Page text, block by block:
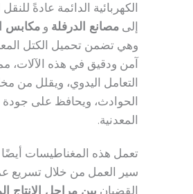
الكهربائية الدائمة عادةً
إلى مصانع الدرفلة و مكابس
وهي تضمن تحميل الكتل
آمن ودقيق في هذه الآلات،
التعامل اليدوي، ويقلل من
الحوادث، ويحافظ على جودة
المعدنية.
تعمل هذه المغناطيسات
سير العمل من خلال تسريع
القضبان بين مراحل الإنتاج